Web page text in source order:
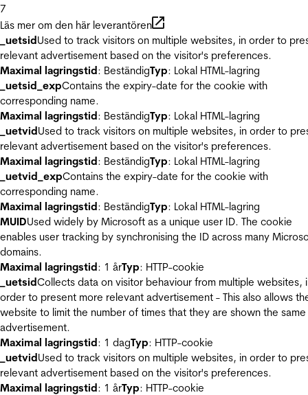
7
Läs mer om den här leverantören
_uetsidUsed to track visitors on multiple websites, in order to
relevant advertisement based on the visitor's preferences.
Maximal lagringstid: BeständigTyp: Lokal HTML-lagring
_uetsid_expContains the expiry-date for the cookie with
corresponding name.
Maximal lagringstid: BeständigTyp: Lokal HTML-lagring
_uetvidUsed to track visitors on multiple websites, in order to
relevant advertisement based on the visitor's preferences.
Maximal lagringstid: BeständigTyp: Lokal HTML-lagring
_uetvid_expContains the expiry-date for the cookie with
corresponding name.
Maximal lagringstid: BeständigTyp: Lokal HTML-lagring
MUIDUsed widely by Microsoft as a unique user ID. The cookie
enables user tracking by synchronising the ID across many
domains.
Maximal lagringstid: 1 årTyp: HTTP-cookie
_uetsidCollects data on visitor behaviour from multiple websites,
order to present more relevant advertisement - This also allows
website to limit the number of times that they are shown the same
advertisement.
Maximal lagringstid: 1 dagTyp: HTTP-cookie
_uetvidUsed to track visitors on multiple websites, in order to
relevant advertisement based on the visitor's preferences.
Maximal lagringstid: 1 årTyp: HTTP-cookie